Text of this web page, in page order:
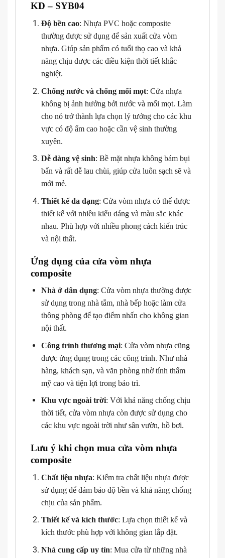
KD – SYB04
Độ bền cao: Nhựa PVC hoặc composite
thường được sử dụng để sản xuất cửa vòm
nhựa. Giúp sản phẩm có tuổi thọ cao và khả
năng chịu được các điều kiện thời tiết khắc
nghiệt.
Chống nước và chống mối mọt: Cửa nhựa
không bị ảnh hưởng bởi nước và mối mọt. Làm
cho nó trở thành lựa chọn lý tưởng cho các khu
vực có độ ẩm cao hoặc cần vệ sinh thường
xuyên.
Dễ dàng vệ sinh: Bề mặt nhựa không bám bụi
bẩn và rất dễ lau chùi, giúp cửa luôn sạch sẽ và
mới mẻ.
Thiết kế đa dạng: Cửa vòm nhựa có thể được
thiết kế với nhiều kiểu dáng và màu sắc khác
nhau. Phù hợp với nhiều phong cách kiến trúc
và nội thất.
Ứng dụng của cửa vòm nhựa
composite
Nhà ở dân dụng: Cửa vòm nhựa thường được
sử dụng trong nhà tắm, nhà bếp hoặc làm cửa
thông phòng để tạo điểm nhấn cho không gian
nội thất.
Công trình thương mại: Cửa vòm nhựa cũng
được ứng dụng trong các công trình. Như nhà
hàng, khách sạn, và văn phòng nhờ tính thẩm
mỹ cao và tiện lợi trong bảo trì.
Khu vực ngoài trời: Với khả năng chống chịu
thời tiết, cửa vòm nhựa còn được sử dụng cho
các khu vực ngoài trời như sân vườn, hồ bơi.
Lưu ý khi chọn mua cửa vòm nhựa
composite
Chất liệu nhựa: Kiểm tra chất liệu nhựa được
sử dụng để đảm bảo độ bền và khả năng chống
chịu của sản phẩm.
Thiết kế và kích thước: Lựa chọn thiết kế và
kích thước phù hợp với không gian lắp đặt.
Nhà cung cấp uy tín: Mua cửa từ những nhà